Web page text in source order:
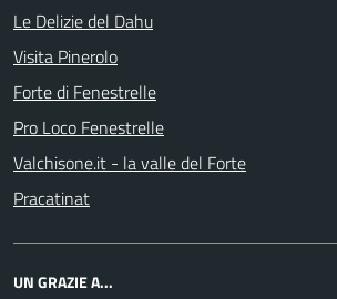
Le Delizie del Dahu
Visita Pinerolo
Forte di Fenestrelle
Pro Loco Fenestrelle
Valchisone.it - la valle del Forte
Pracatinat
UN GRAZIE A...